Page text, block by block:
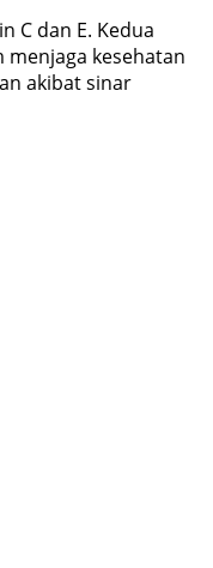
C dan E. Kedua
kesehatan
akibat sinar